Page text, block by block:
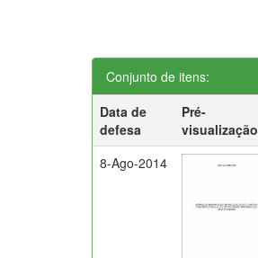
Conjunto de itens:
Data de
defesa
Pré-
visualização
8-Ago-2014